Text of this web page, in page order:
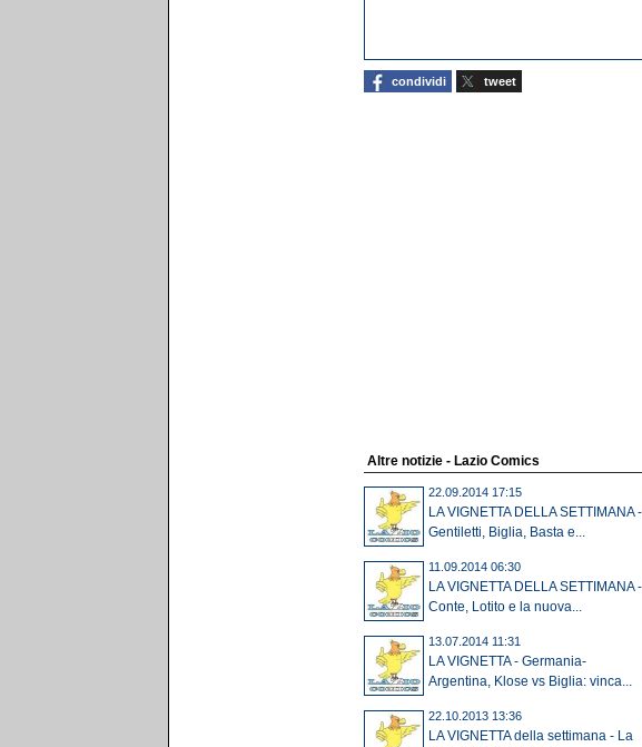
condividi tweet
Altre notizie - Lazio Comics
22.09.2014 17:15
LA VIGNETTA DELLA SETTIMANA -
Gentiletti, Biglia, Basta e...
11.09.2014 06:30
LA VIGNETTA DELLA SETTIMANA -
Conte, Lotito e la nuova...
13.07.2014 11:31
LA VIGNETTA - Germania-
Argentina, Klose vs Biglia: vinca...
22.10.2013 13:36
LA VIGNETTA della settimana - La